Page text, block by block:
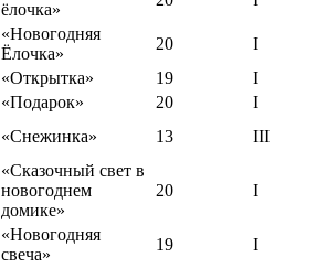
ёлочка»
«Новогодняя
Ёлочка»
20
I
«Открытка» 19
I
«Подарок» 20
I
«Снежинка» 13 III
«Сказочный свет в
новогоднем
домике»
20 I
«Новогодняя
свеча»
19 I